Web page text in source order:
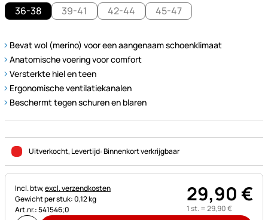
36-38
39-41 42-44 45-47
Bevat wol (merino) voor een aangenaam schoenklimaat
Anatomische voering voor comfort
Versterkte hiel en teen
Ergonomische ventilatiekanalen
Beschermt tegen schuren en blaren
Uitverkocht, Levertijd:Binnenkort verkrijgbaar
Belastinginformatie:
Incl. btw,excl. verzendkosten
Gewicht per stuk: 0,12 kg
Art.nr.: 541546;0
29,90€
1 st. =29,90€